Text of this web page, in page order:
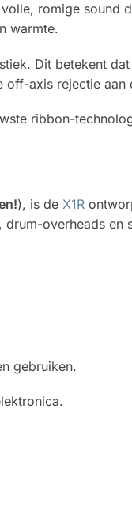
romige sound
warmte.
Dit betekent
axis rejectie aan
ribbon-
), is deX1R
overheads en
gebruiken.